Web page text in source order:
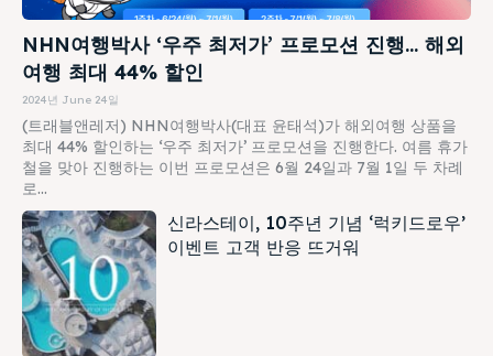
NHN여행박사 ‘우주 최저가’ 프로모션 진행… 해외
여행 최대 44% 할인
2024년 June 24일
(트래블앤레저) NHN여행박사(대표 윤태석)가 해외여행 상품을
최대 44% 할인하는 ‘우주 최저가’ 프로모션을 진행한다. 여름 휴가
철을 맞아 진행하는 이번 프로모션은 6월 24일과 7월 1일 두 차례
로...
신라스테이, 10주년 기념 ‘럭키드로우’
이벤트 고객 반응 뜨거워